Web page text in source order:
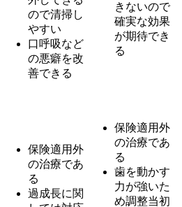
ので清掃し
やすい
口呼吸など
の悪癖を改
善できる
きないので
確実な効果
が期待でき
る
保険適用外
の治療であ
る
過成長に関
保険適用外
の治療であ
る
歯を動かす
力が強いた
め調整当初